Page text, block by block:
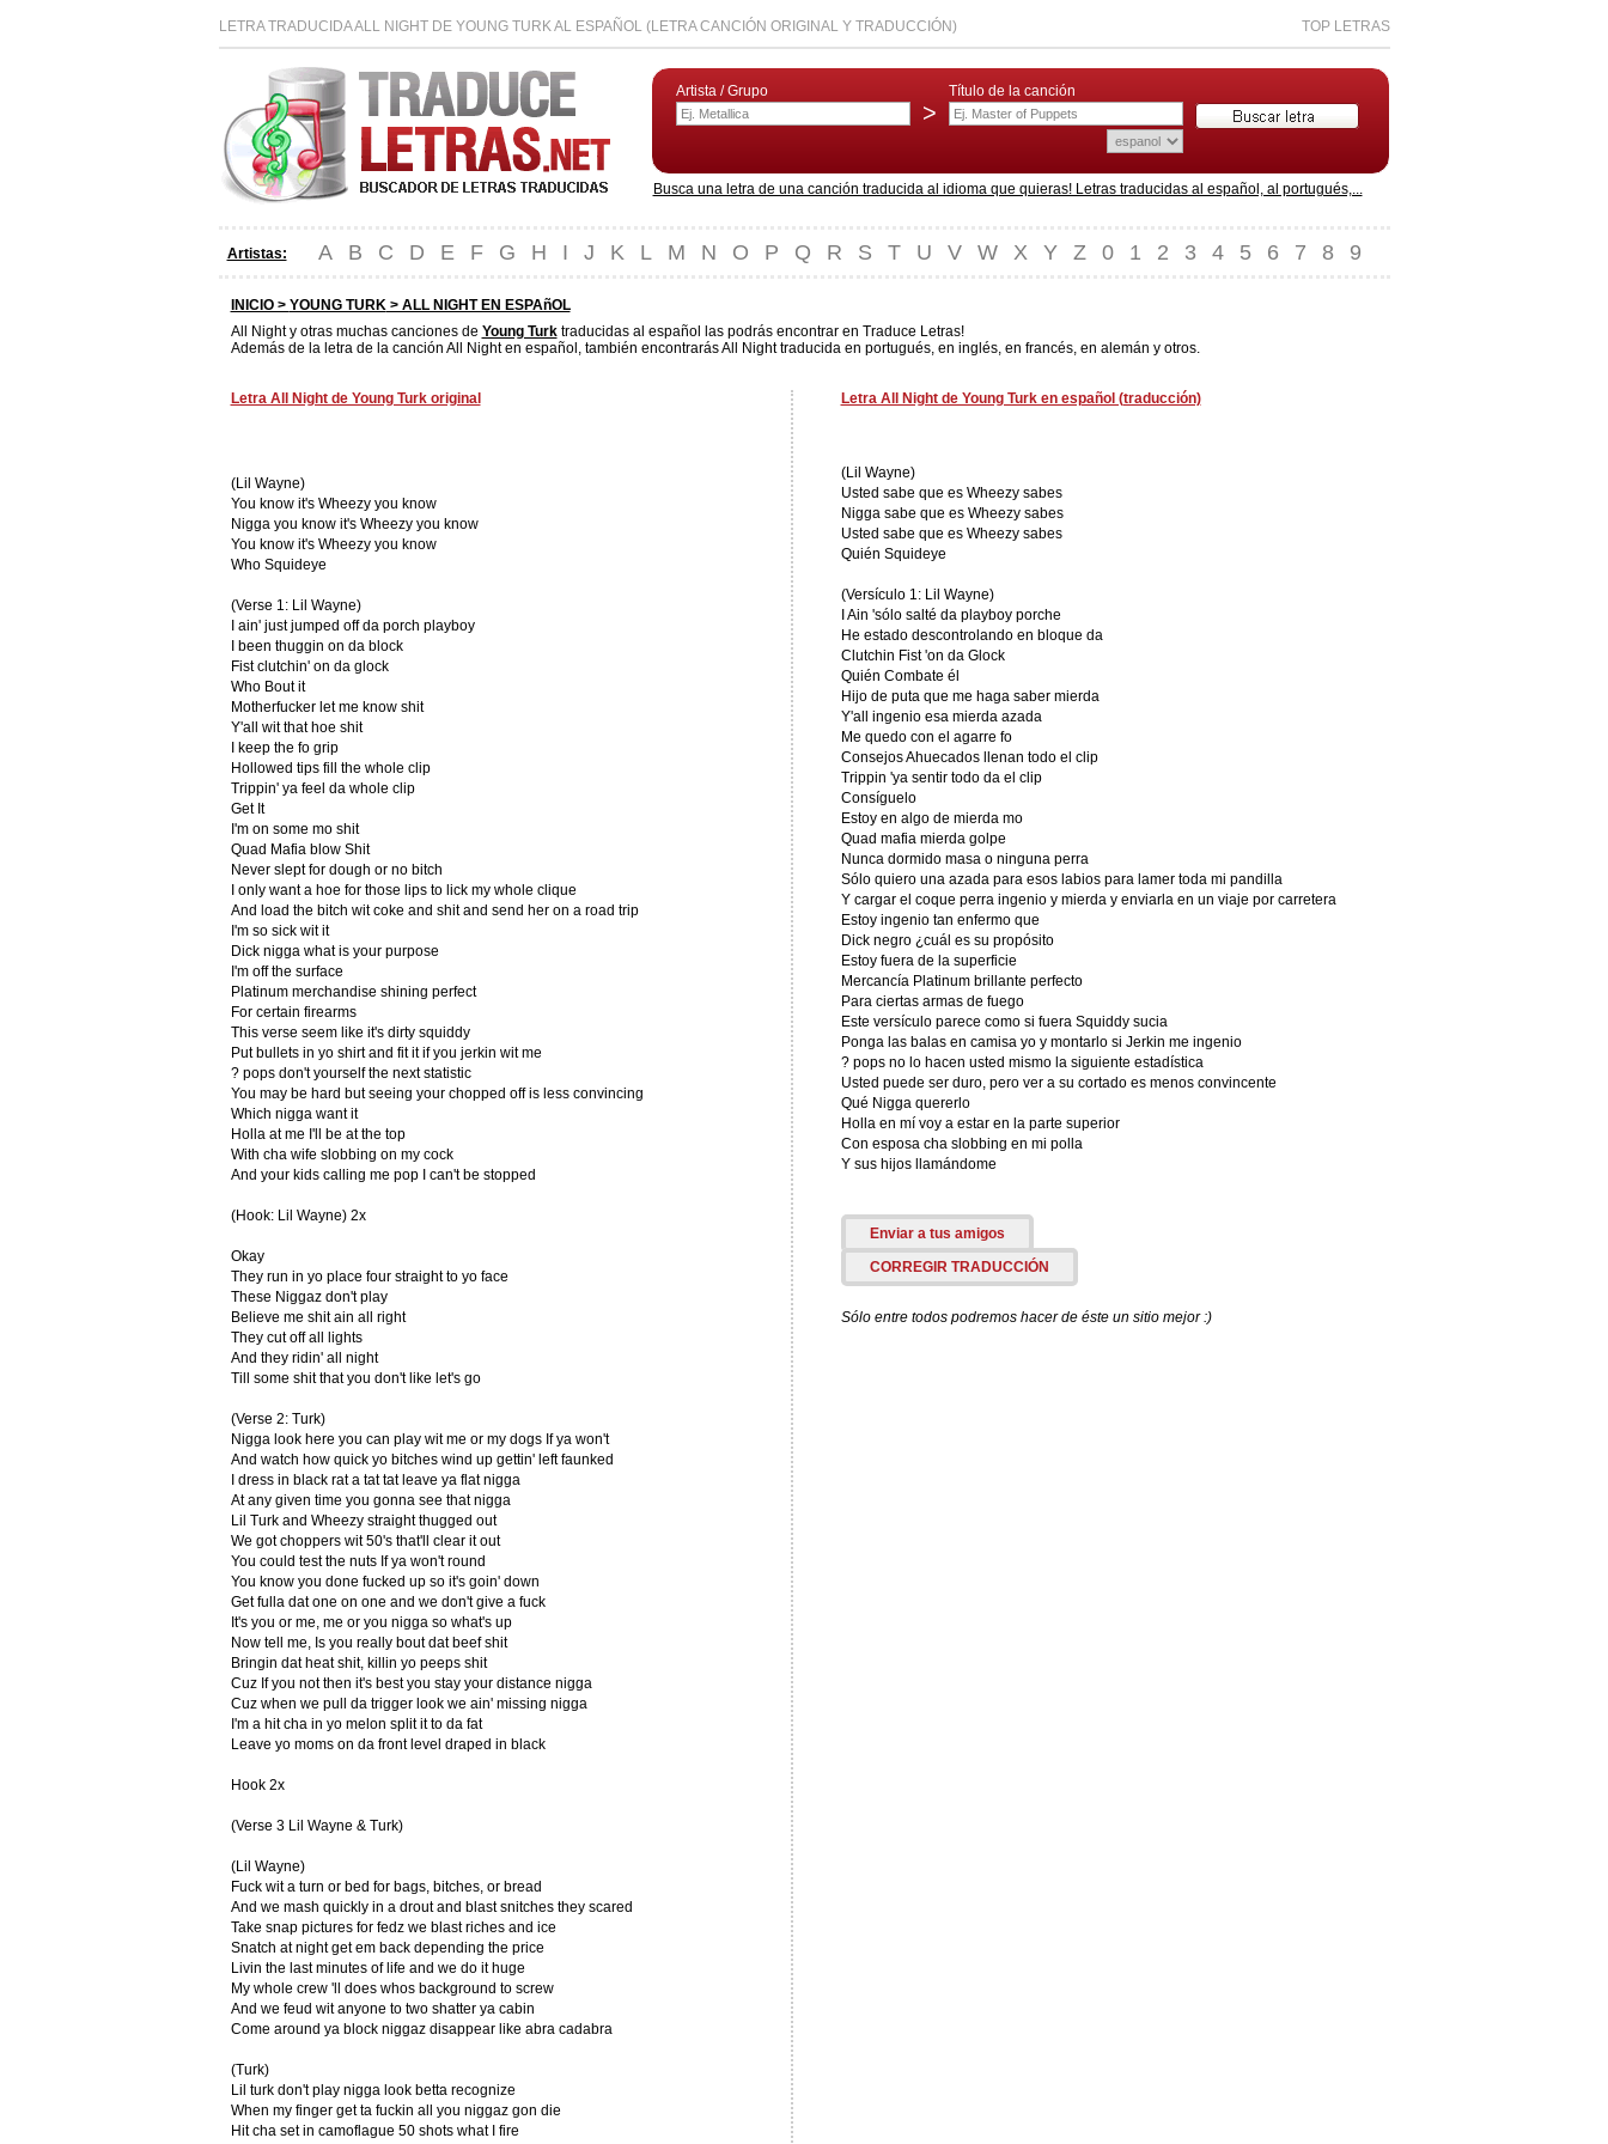
LETRA TRADUCIDA ALL NIGHT DE YOUNG TURK AL ESPAÑOL (LETRA CANCIÓN ORIGINAL Y TRADUCCIÓN) TOP LETRAS
Artista / Grupo
>
Título de la canción
Busca una letra de una canción traducida al idioma que quieras! Letras traducidas al español, al portugués,...
Artistas: A B C D E F G H I J K L M N O P Q R S T U V W X Y Z 0 1 2 3 4 5 6 7 8 9
INICIO > YOUNG TURK> ALL NIGHT EN ESPAñOL
All Night y otras muchas canciones de Young Turktraducidas al español las podrás encontrar en Traduce Letras!
Además de la letra de la canción All Night en español, también encontrarás All Night traducida en portugués, en inglés, en francés, en alemán y otros.
Letra All Night de Young Turk original
(Lil Wayne)
You know it's Wheezy you know
Nigga you know it's Wheezy you know
You know it's Wheezy you know
Who Squideye
(Verse 1: Lil Wayne)
I ain' just jumped off da porch playboy
I been thuggin on da block
Fist clutchin' on da glock
Who Bout it
Motherfucker let me know shit
Y'all wit that hoe shit
I keep the fo grip
Hollowed tips fill the whole clip
Trippin' ya feel da whole clip
Get It
I'm on some mo shit
Quad Mafia blow Shit
Never slept for dough or no bitch
I only want a hoe for those lips to lick my whole clique
And load the bitch wit coke and shit and send her on a road trip
I'm so sick wit it
Dick nigga what is your purpose
I'm off the surface
Platinum merchandise shining perfect
For certain firearms
This verse seem like it's dirty squiddy
Put bullets in yo shirt and fit it if you jerkin wit me
? pops don't yourself the next statistic
You may be hard but seeing your chopped off is less convincing
Which nigga want it
Holla at me I'll be at the top
With cha wife slobbing on my cock
And your kids calling me pop I can't be stopped
(Hook: Lil Wayne) 2x
Okay
They run in yo place four straight to yo face
These Niggaz don't play
Believe me shit ain all right
They cut off all lights
And they ridin' all night
Till some shit that you don't like let's go
(Verse 2: Turk)
Nigga look here you can play wit me or my dogs If ya won't
And watch how quick yo bitches wind up gettin' left faunked
I dress in black rat a tat tat leave ya flat nigga
At any given time you gonna see that nigga
Lil Turk and Wheezy straight thugged out
We got choppers wit 50's that'll clear it out
You could test the nuts If ya won't round
You know you done fucked up so it's goin' down
Get fulla dat one on one and we don't give a fuck
It's you or me, me or you nigga so what's up
Now tell me, Is you really bout dat beef shit
Bringin dat heat shit, killin yo peeps shit
Cuz If you not then it's best you stay your distance nigga
Cuz when we pull da trigger look we ain' missing nigga
I'm a hit cha in yo melon split it to da fat
Leave yo moms on da front level draped in black
Hook 2x
(Verse 3 Lil Wayne & Turk)
(Lil Wayne)
Fuck wit a turn or bed for bags, bitches, or bread
And we mash quickly in a drout and blast snitches they scared
Take snap pictures for fedz we blast riches and ice
Snatch at night get em back depending the price
Livin the last minutes of life and we do it huge
My whole crew 'll does whos background to screw
And we feud wit anyone to two shatter ya cabin
Come around ya block niggaz disappear like abra cadabra
(Turk)
Lil turk don't play nigga look betta recognize
When my finger get ta fuckin all you niggaz gon die
Hit cha set in camoflague 50 shots what I fire
Letra All Night de Young Turk en español (traducción)
(Lil Wayne)
Usted sabe que es Wheezy sabes
Nigga sabe que es Wheezy sabes
Usted sabe que es Wheezy sabes
Quién Squideye
(Versículo 1: Lil Wayne)
I Ain 'sólo salté da playboy porche
He estado descontrolando en bloque da
Clutchin Fist 'on da Glock
Quién Combate él
Hijo de puta que me haga saber mierda
Y'all ingenio esa mierda azada
Me quedo con el agarre fo
Consejos Ahuecados llenan todo el clip
Trippin 'ya sentir todo da el clip
Consíguelo
Estoy en algo de mierda mo
Quad mafia mierda golpe
Nunca dormido masa o ninguna perra
Sólo quiero una azada para esos labios para lamer toda mi pandilla
Y cargar el coque perra ingenio y mierda y enviarla en un viaje por carretera
Estoy ingenio tan enfermo que
Dick negro ¿cuál es su propósito
Estoy fuera de la superficie
Mercancía Platinum brillante perfecto
Para ciertas armas de fuego
Este versículo parece como si fuera Squiddy sucia
Ponga las balas en camisa yo y montarlo si Jerkin me ingenio
? pops no lo hacen usted mismo la siguiente estadística
Usted puede ser duro, pero ver a su cortado es menos convincente
Qué Nigga quererlo
Holla en mí voy a estar en la parte superior
Con esposa cha slobbing en mi polla
Y sus hijos llamándome
Enviar a tus amigos
CORREGIR TRADUCCIÓN
Sólo entre todos podremos hacer de éste un sitio mejor :)